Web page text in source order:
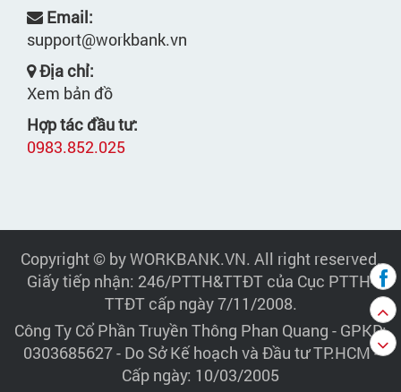
Email:
support@workbank.vn
Địa chỉ:
Xem bản đồ
Hợp tác đầu tư:
0983.852.025
Copyright © by WORKBANK.VN. All right reserved.
Giấy tiếp nhận: 246/PTTH&TTĐT của Cục PTTH-
TTĐT cấp ngày 7/11/2008.
Công Ty Cổ Phần Truyền Thông Phan Quang - GPKD:
0303685627 - Do Sở Kế hoạch và Đầu tư TP.HCM -
Cấp ngày: 10/03/2005